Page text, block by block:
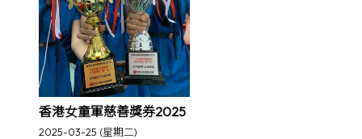
香港女童軍慈善獎券2025
2025-03-25 (星期二)